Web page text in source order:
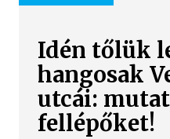
Idén tőlük
hangosak
utcái:
fellépőket!